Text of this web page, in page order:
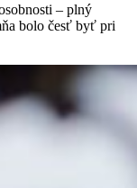
– plný
bolo česť byť pri